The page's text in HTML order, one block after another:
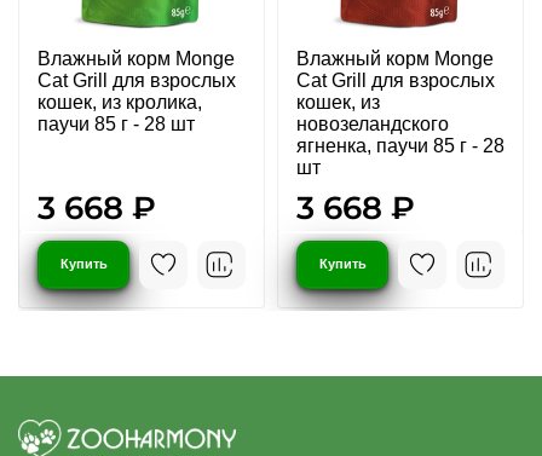
Влажный корм Monge
Cat Grill для взрослых
кошек, из кролика,
паучи 85 г - 28 шт
3 668 ₽
Купить
Влажный корм Monge
Cat Grill для взрослых
кошек, из
новозеландского
ягненка, паучи 85 г - 28
шт
3 668 ₽
Купить